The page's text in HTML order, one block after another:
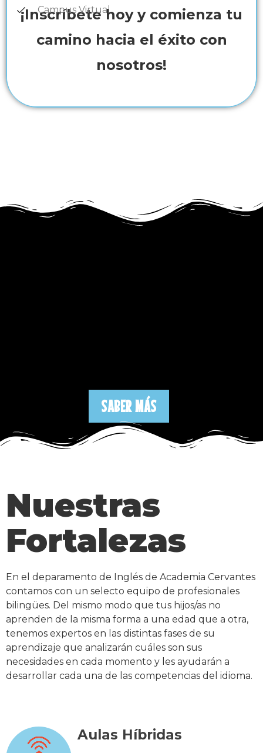
Campus Virtual
¡Inscríbete hoy y comienza tu
camino hacia el éxito con
nosotros!
SABER MÁS
Nuestras
Fortalezas
En el deparamento de Inglés de Academia Cervantes
contamos con un selecto equipo de profesionales
bilingües. Del mismo modo que tus hijos/as no
aprenden de la misma forma a una edad que a otra,
tenemos expertos en las distintas fases de su
aprendizaje que analizarán cuáles son sus
necesidades en cada momento y les ayudarán a
desarrollar cada una de las competencias del idioma.
Aulas Híbridas